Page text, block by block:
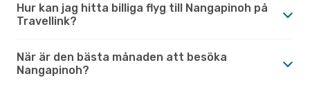
Hur kan jag hitta billiga flyg till Nangapinoh på
Travellink?
När är den bästa månaden att besöka
Nangapinoh?